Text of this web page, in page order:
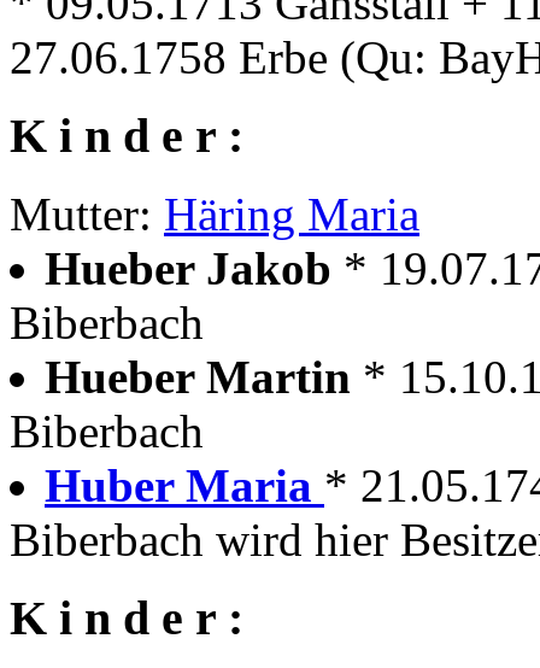
27.06.1758 Erbe (Qu:
K i n d e r :
Mutter: Häring Maria
Hueber Jakob *
Biberbach
Hueber Martin *
Biberbach
Huber Maria *
Biberbach wird hier
K i n d e r :